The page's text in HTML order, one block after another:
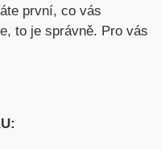
první, co vás
to je správně. Pro vás